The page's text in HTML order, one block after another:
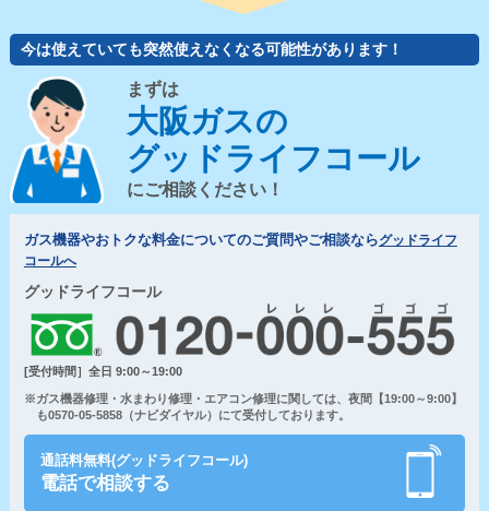
今は使えていても突然使えなくなる可能性があります！
まずは
大阪ガスの
グッドライフコール
にご相談ください！
ガス機器やおトクな料金についてのご質問やご相談ならグッドライフ
コールへ
グッドライフコール
[受付時間］全日 9:00～19:00
※ガス機器修理・水まわり修理・エアコン修理に関しては、夜間【19:00～9:00】
も0570-05-5858（ナビダイヤル）にて受付しております。
通話料無料(グッドライフコール)
電話で相談する